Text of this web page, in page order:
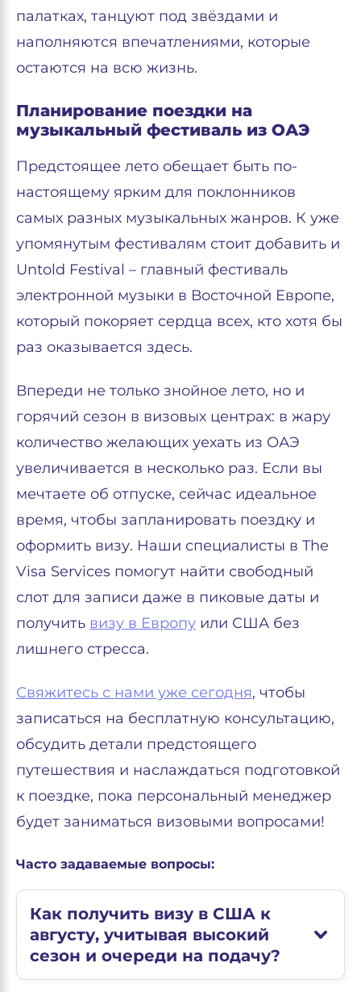
палатках, танцуют под звёздами и
наполняются впечатлениями, которые
остаются на всю жизнь.
Планирование поездки на
музыкальный фестиваль из ОАЭ
Предстоящее лето обещает быть по-
настоящему ярким для поклонников
самых разных музыкальных жанров. К уже
упомянутым фестивалям стоит добавить и
Untold Festival – главный фестиваль
электронной музыки в Восточной Европе,
который покоряет сердца всех, кто хотя бы
раз оказывается здесь.
Впереди не только знойное лето, но и
горячий сезон в визовых центрах: в жару
количество желающих уехать из ОАЭ
увеличивается в несколько раз. Если вы
мечтаете об отпуске, сейчас идеальное
время, чтобы запланировать поездку и
оформить визу. Наши специалисты в The
Visa Services помогут найти свободный
слот для записи даже в пиковые даты и
получить визу в Европу или США без
лишнего стресса.
Свяжитесь с нами уже сегодня, чтобы
записаться на бесплатную консультацию,
обсудить детали предстоящего
путешествия и наслаждаться подготовкой
к поездке, пока персональный менеджер
будет заниматься визовыми вопросами!
Часто задаваемые вопросы:
Как получить визу в США к
августу, учитывая высокий
сезон и очереди на подачу?